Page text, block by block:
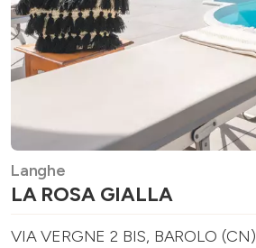
Langhe
LA ROSA GIALLA
VIA VERGNE 2 BIS, BAROLO (CN)